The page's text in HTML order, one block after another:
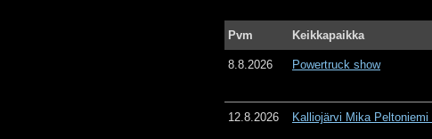
Pvm Keikkapaikka
8.8.2026 Powertruck show
12.8.2026 Kalliojärvi Mika